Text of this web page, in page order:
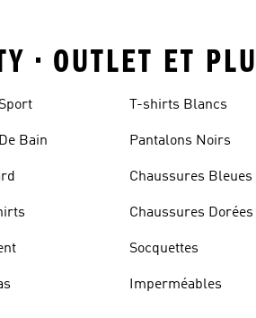
• OUTLET ET
Bain
T-shirts Blancs
Pantalons Noirs
Chaussures Bleues
Chaussures Dorées
Socquettes
Imperméables